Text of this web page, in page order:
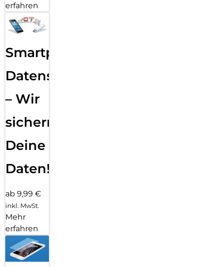
erfahren
Smartphone
Datensicherung
– Wir
sichern
Deine
Daten!
ab 9,99 €
inkl. MwSt.
Mehr
erfahren